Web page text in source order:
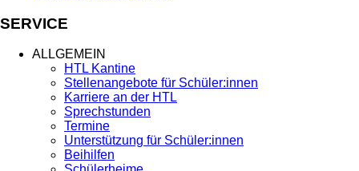
SERVICE
ALLGEMEIN
HTL Kantine
Stellenangebote für Schüler:innen
Karriere an der HTL
Sprechstunden
Termine
Unterstützung für Schüler:innen
Beihilfen